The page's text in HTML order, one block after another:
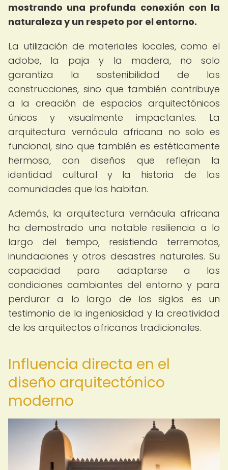
mostrando una profunda conexión con la
naturaleza y un respeto por el entorno.
La utilización de materiales locales, como el
adobe, la paja y la madera, no solo
garantiza la sostenibilidad de las
construcciones, sino que también contribuye
a la creación de espacios arquitectónicos
únicos y visualmente impactantes. La
arquitectura vernácula africana no solo es
funcional, sino que también es estéticamente
hermosa, con diseños que reflejan la
identidad cultural y la historia de las
comunidades que las habitan.
Además, la arquitectura vernácula africana
ha demostrado una notable resiliencia a lo
largo del tiempo, resistiendo terremotos,
inundaciones y otros desastres naturales. Su
capacidad para adaptarse a las
condiciones cambiantes del entorno y para
perdurar a lo largo de los siglos es un
testimonio de la ingeniosidad y la creatividad
de los arquitectos africanos tradicionales.
Influencia directa en el
diseño arquitectónico
moderno